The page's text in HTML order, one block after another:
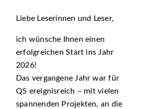
Liebe Leserinnen und Leser,
ich wünsche Ihnen einen
erfolgreichen Start ins Jahr
2026!
Das vergangene Jahr war für
QS ereignisreich – mit vielen
spannenden Projekten, an die